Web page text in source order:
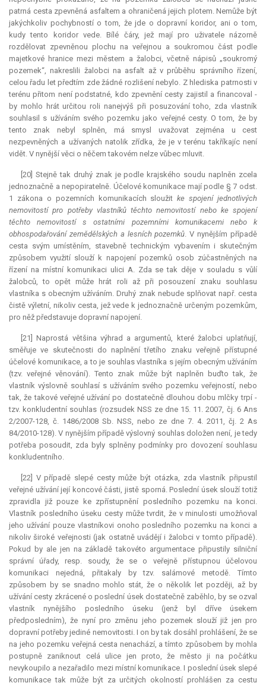
patrná cesta zpevněná asfaltem a ohraničená jejich plotem. Nemůže být
jakýchkoliv pochybností o tom, že jde o dopravní koridor, ani o tom,
kudy tento koridor vede. Bílé čáry, jež mají pro uživatele názorně
rozdělovat zpevněnou plochu na veřejnou a soukromou část podle
majetkové hranice mezi městem a žalobci, včetně nápisů „soukromý
pozemek“, nakreslili žalobci na asfalt až v průběhu správního řízení,
celou řadu let předtím zde žádné rozlišení nebylo. Z hlediska patrnosti v
terénu přitom není podstatné, kdo zpevnění cesty zajistil a financoval -
by mohlo hrát určitou roli nanejvýš při posuzování toho, zda vlastník
souhlasil s užíváním svého pozemku jako veřejné cesty. O tom, že by
tento znak nebyl splněn, má smysl uvažovat zejména u cest
nezpevněných a užívaných natolik zřídka, že je v terénu takříkajíc není
vidět. V nynější věci o něčem takovém nelze vůbec mluvit.
[20] Stejně tak druhý znak je podle krajského soudu naplněn zcela
jednoznačně a nepopiratelně. Účelové komunikace mají podle § 7 odst.
1 zákona o pozemních komunikacích sloužitke spojení jednotlivých
nemovitostí pro potřeby vlastníků těchto nemovitostí nebo ke spojení
těchto nemovitostí s ostatními pozemními komunikacemi nebo k
obhospodařování zemědělských a lesních pozemků . V nynějším případě
cesta svým umístěním, stavebně technickým vybavením i skutečným
způsobem využití slouží k napojení pozemků osob zúčastněných na
řízení na místní komunikaci ulici A. Zda se tak děje v souladu s vůlí
žalobců, to opět může hrát roli až při posouzení znaku souhlasu
vlastníka s obecným užíváním. Druhý znak nebude splňovat např. cesta
čistě výletní, nikoliv cesta, jež vede k jednoznačně určeným pozemkům,
pro něž představuje dopravní napojení.
[21] Naprostá většina výhrad a argumentů, které žalobci uplatňují,
směřuje ve skutečnosti do naplnění třetího znaku veřejně přístupné
účelové komunikace, a to je souhlas vlastníka s jejím obecným užíváním
(tzv. veřejné věnování). Tento znak může být naplněn buďto tak, že
vlastník výslovně souhlasí s užíváním svého pozemku veřejností, nebo
tak, že takové veřejné užívání po dostatečně dlouhou dobu mlčky trpí -
tzv. konkludentní souhlas (rozsudek NSS ze dne 15. 11. 2007, čj. 6 Ans
2/2007-128, č. 1486/2008 Sb. NSS, nebo ze dne 7. 4. 2011, čj. 2 As
84/2010-128). V nynějším případě výslovný souhlas doložen není, je tedy
potřeba posoudit, zda byly splněny podmínky pro dovození souhlasu
konkludentního.
[22] V případě slepé cesty může být otázka, zda vlastník připustil
veřejné užívání její koncové části, jistě sporná. Poslední úsek slouží totiž
zpravidla již pouze ke zpřístupnění posledního pozemku na konci.
Vlastník posledního úseku cesty může tvrdit, že v minulosti umožňoval
jeho užívání pouze vlastníkovi onoho posledního pozemku na konci a
nikoliv široké veřejnosti (jak ostatně uvádějí i žalobci v tomto případě).
Pokud by ale jen na základě takovéto argumentace připustily silniční
správní úřady, resp. soudy, že se o veřejně přístupnou účelovou
komunikaci nejedná, přitakaly by tzv. salámové metodě. Tímto
způsobem by se snadno mohlo stát, že o několik let později, až by
užívání cesty zkrácené o poslední úsek dostatečně zaběhlo, by se ozval
vlastník nynějšího posledního úseku (jenž byl dříve úsekem
předposledním), že nyní pro změnu jeho pozemek slouží již jen pro
dopravní potřeby jediné nemovitosti. I on by tak dosáhl prohlášení, že se
na jeho pozemku veřejná cesta nenachází, a tímto způsobem by mohla
postupně zaniknout celá ulice jen proto, že město ji na počátku
nevykoupilo a nezařadilo mezi místní komunikace. I poslední úsek slepé
komunikace tak může být za určitých okolností prohlášen za cestu